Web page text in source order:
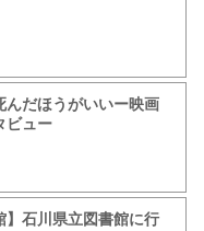
んだほうがいいー映画
ビュー
】石川県立図書館に行